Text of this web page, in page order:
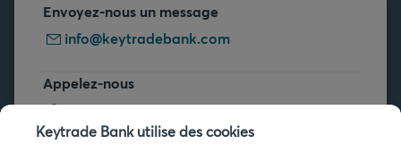
Envoyez-nous un message
info@keytradebank.com
Appelez-nous
+32 2 679 90 00
Keytrade Bank utilise des cookies